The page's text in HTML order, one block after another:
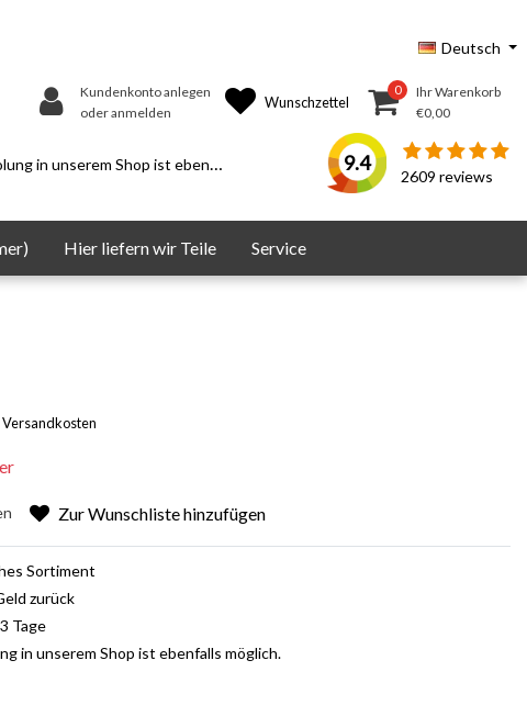
Deutsch
Kundenkonto anlegen
oder anmelden
Wunschzettel
0
Ihr Warenkorb
€0,00
in unserem Shop ist ebenfalls möglich. 9.4
2609 reviews
Hier liefern wir Teile Service
Versandkosten
Zur Wunschliste hinzufügen
Sortiment
zurück
Tage
in unserem Shop ist ebenfalls möglich.